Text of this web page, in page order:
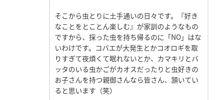
そこから虫とりに土手通いの日々です。『好き
なことをとことん楽しむ』が家訓のようなもの
ですから、採った虫を持ち帰るのに「NO」はな
いわけです。コバエが大発生とかコオロギを取
りすぎて夜煩くて眠れないとか、カマキリとバ
ッタのいる虫かごがカオスだったりと虫好きの
お子さんを持つ親御さんなら皆さん、頷いてい
ると思います（笑）